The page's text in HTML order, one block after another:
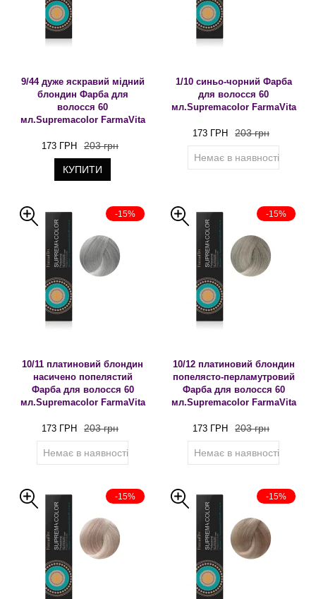
9/44 дуже яскравий мідний
блондин Фарба для
волосся 60
мл.Supremacolor FarmaVita
173 ГРН 203 грн
КУПИТИ
1/10 синьо-чорний Фарба
для волосся 60
мл.Supremacolor FarmaVita
173 ГРН 203 грн
Немає в наявності
-15%
10/11 платиновий блондин
насичено попелястий
Фарба для волосся 60
мл.Supremacolor FarmaVita
173 ГРН 203 грн
Немає в наявності
-15%
10/12 платиновий блондин
попелясто-перламутровий
Фарба для волосся 60
мл.Supremacolor FarmaVita
173 ГРН 203 грн
Немає в наявності
-15% -15%